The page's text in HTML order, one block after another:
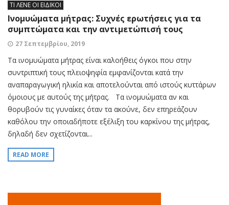
ΤΙ ΛΕΝΕ ΟΙ ΕΙΔΙΚΟΙ
Ινομυώματα μήτρας: Συχνές ερωτήσεις για τα
συμπτώματα και την αντιμετώπισή τους
27 Σεπτεμβρίου, 2019
Τα ινομυώματα μήτρας είναι καλοήθεις όγκοι που στην
συντριπτική τους πλειοψηφία εμφανίζονται κατά την
αναπαραγωγική ηλικία και αποτελούνται από ιστούς κυττάρων
όμοιους με αυτούς της μήτρας. Τα ινομυώματα αν και
θορυβούν τις γυναίκες όταν τα ακούνε, δεν επηρεάζουν
καθόλου την οποιαδήποτε εξέλιξη του καρκίνου της μήτρας,
δηλαδή δεν σχετίζονται...
READ MORE